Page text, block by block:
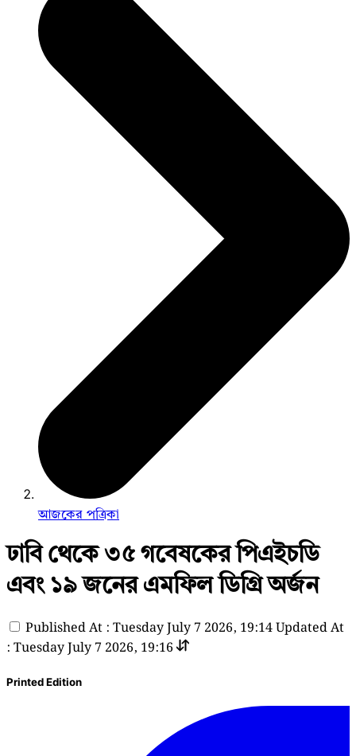
আজকের পত্রিকা
ঢাবি থেকে ৩৫ গবেষকের পিএইচডি
এবং ১৯ জনের এমফিল ডিগ্রি অর্জন
Published At : Tuesday July 7 2026, 19:14Updated At
: Tuesday July 7 2026, 19:16
Printed Edition